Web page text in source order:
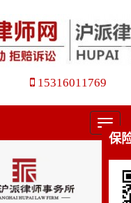
15316011769
菜
单
保